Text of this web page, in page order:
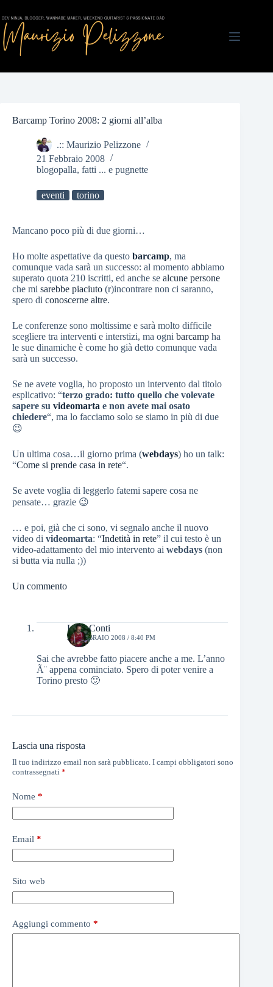
al
contenuto
Barcamp Torino 2008: 2 giorni all’alba
.:: Maurizio Pelizzone
21 Febbraio 2008
blogopalla, fatti ... e pugnette
eventi torino
Mancano poco più di due giorni…
Ho molte aspettative da questo barcamp, ma
comunque vada sarà un successo: al momento abbiamo
superato quota 210 iscritti, ed anche se alcune persone
che mi sarebbe piaciuto (r)incontrare non ci saranno,
spero di conoscerne altre.
Le conferenze sono moltissime e sarà molto difficile
scegliere tra interventi e interstizi, ma ogni barcamp ha
le sue dinamiche è come ho già detto comunque vada
sarà un successo.
Se ne avete voglia, ho proposto un intervento dal titolo
esplicativo: “terzo grado: tutto quello che volevate
sapere su videomarta e non avete mai osato
chiedere“, ma lo facciamo solo se siamo in più di due
😉
Un ultima cosa…il giorno prima (webdays) ho un talk:
“Come si prende casa in rete“.
Se avete voglia di leggerlo fatemi sapere cosa ne
pensate… grazie 😉
… e poi, già che ci sono, vi segnalo anche il nuovo
video di videomarta: “Indetità in rete” il cui testo è un
video-adattamento del mio intervento ai webdays (non
si butta via nulla ;))
Un commento
Luca Conti
21 FEBBRAIO 2008 / 8:40 PM
Sai che avrebbe fatto piacere anche a me. L’anno
Ã¨ appena cominciato. Spero di poter venire a
Torino presto 🙂
Lascia una risposta
Il tuo indirizzo email non sarà pubblicato. I campi obbligatori sono
contrassegnati *
Nome *
Email *
Sito web
Aggiungi commento *